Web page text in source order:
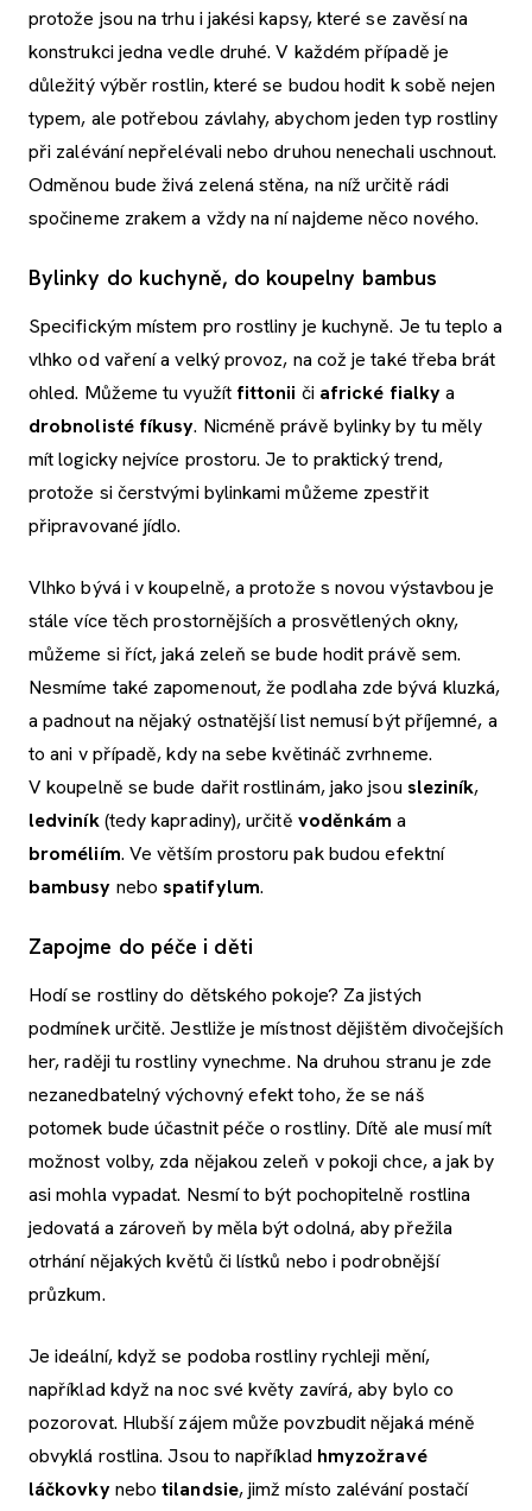
protože jsou na trhu i jakési kapsy, které se zavěsí na
konstrukci jedna vedle druhé. V každém případě je
důležitý výběr rostlin, které se budou hodit k sobě nejen
typem, ale potřebou závlahy, abychom jeden typ rostliny
při zalévání nepřelévali nebo druhou nenechali uschnout.
Odměnou bude živá zelená stěna, na níž určitě rádi
spočineme zrakem a vždy na ní najdeme něco nového.
Bylinky do kuchyně, do koupelny bambus
Specifickým místem pro rostliny je kuchyně. Je tu teplo a
vlhko od vaření a velký provoz, na což je také třeba brát
ohled. Můžeme tu využít fittonii či africké fialkya
drobnolisté fíkusy. Nicméně právě bylinky by tu měly
mít logicky nejvíce prostoru. Je to praktický trend,
protože si čerstvými bylinkami můžeme zpestřit
připravované jídlo.
Vlhko bývá i v koupelně, a protože s novou výstavbou je
stále více těch prostornějších a prosvětlených okny,
můžeme si říct, jaká zeleň se bude hodit právě sem.
Nesmíme také zapomenout, že podlaha zde bývá kluzká,
a padnout na nějaký ostnatější list nemusí být příjemné, a
to ani v případě, kdy na sebe květináč zvrhneme.
V koupelně se bude dařit rostlinám, jako jsou sleziník,
ledviník(tedy kapradiny), určitě voděnkám a
broméliím. Ve větším prostoru pak budou efektní
bambusy nebospatifylum.
Zapojme do péče i děti
Hodí se rostliny do dětského pokoje? Za jistých
podmínek určitě. Jestliže je místnost dějištěm divočejších
her, raději tu rostliny vynechme. Na druhou stranu je zde
nezanedbatelný výchovný efekt toho, že se náš
potomek bude účastnit péče o rostliny. Dítě ale musí mít
možnost volby, zda nějakou zeleň v pokoji chce, a jak by
asi mohla vypadat. Nesmí to být pochopitelně rostlina
jedovatá a zároveň by měla být odolná, aby přežila
otrhání nějakých květů či lístků nebo i podrobnější
průzkum.
Je ideální, když se podoba rostliny rychleji mění,
například když na noc své květy zavírá, aby bylo co
pozorovat. Hlubší zájem může povzbudit nějaká méně
obvyklá rostlina. Jsou to například hmyzožravé
láčkovkynebotilandsie, jimž místo zalévání postačí